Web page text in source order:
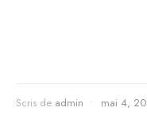
Scris de admin • mai 4,